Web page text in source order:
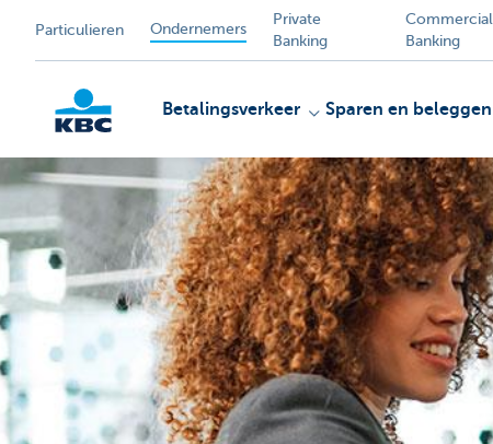
Particulieren Ondernemers
Private
Banking
Commercial
Banking
KBC
Betalingsverkeer Sparen en beleggen